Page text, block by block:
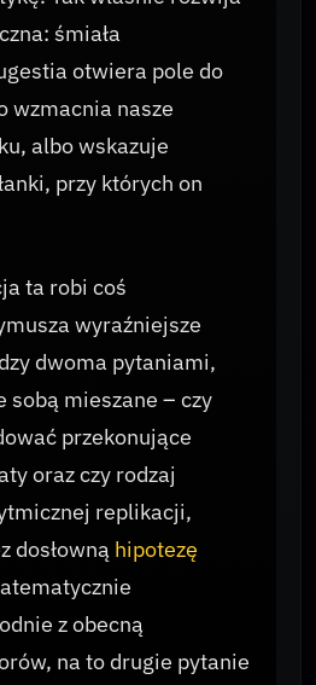
śmiała
otwiera pole do
wzmacnia nasze
albo wskazuje
przy których on
ta robi coś
wyraźniejsze
dwoma pytaniami,
sobą mieszane – czy
przekonujące
oraz czy rodzaj
replikacji,
dosłowną hipotezę
z obecną
na to drugie pytanie